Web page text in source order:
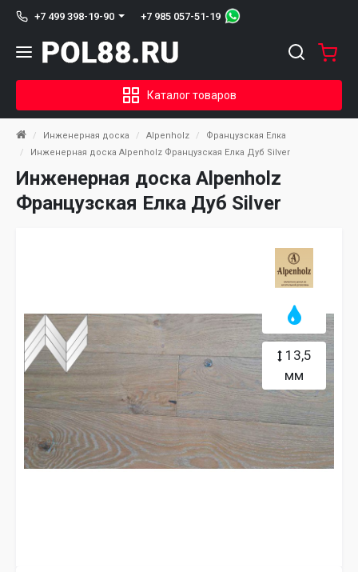
+7 499 398-19-90 +7 985 057-51-19
Каталог товаров
Инженерная доска Alpenholz
Французская Елка
Инженерная доска Alpenholz Французская Елка Дуб Silver
Инженерная доска Alpenholz
Французская Елка Дуб Silver
13,5
мм